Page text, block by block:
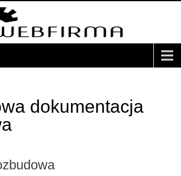
dokumentacja